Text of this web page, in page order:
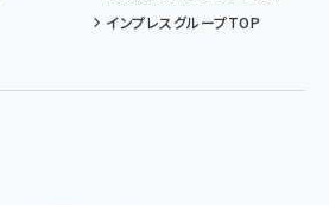
インプレスグループTOP